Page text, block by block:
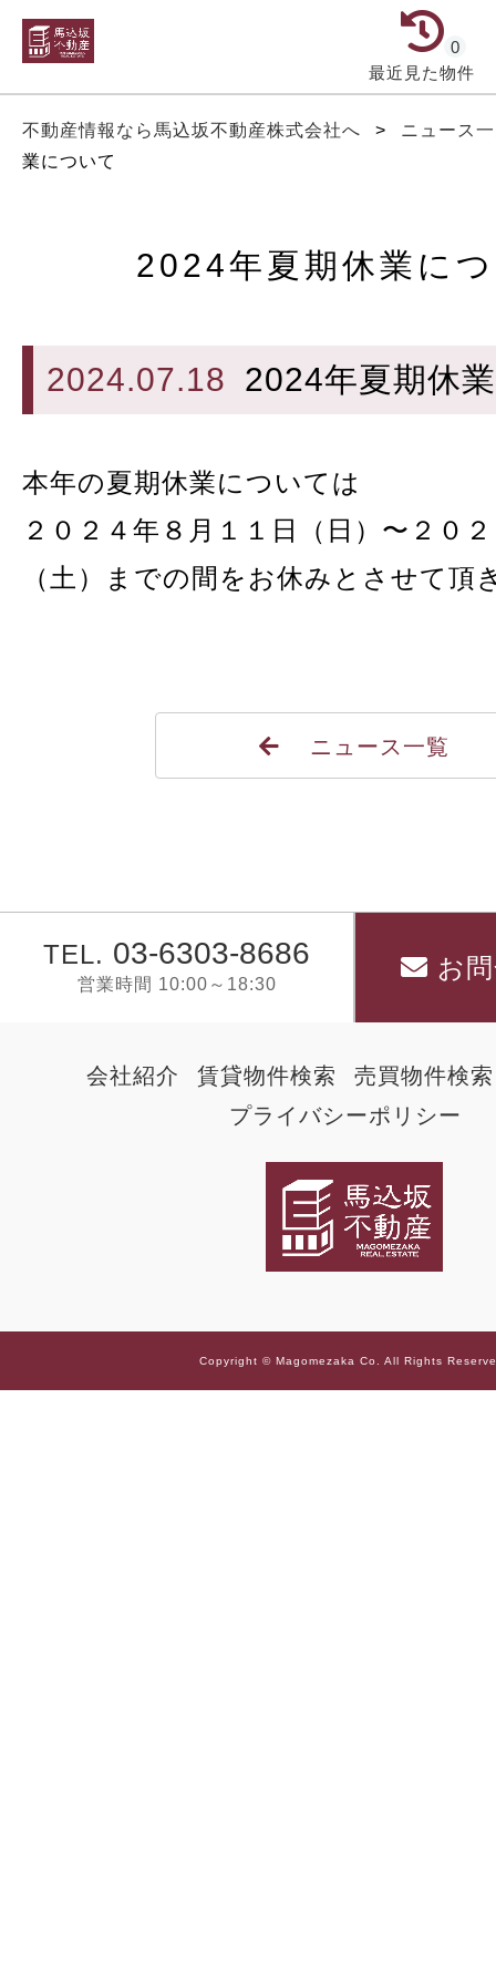
最近見た物件
0
不動産情報なら馬込坂不動産株式会社へ >
ニュース
業について
2024年夏期休業に
2024.07.18 2024年夏期休
本年の夏期休業については
２０２４年８月１１日（日）〜２０
（土）までの間をお休みとさせて頂
ニュース一覧
TEL. 03-6303-8686
営業時間 10:00～18:30
お
会社紹介 賃貸物件検索
売買物件検索
プライバシーポリシー
Copyright © Magomezaka Co. All Rights